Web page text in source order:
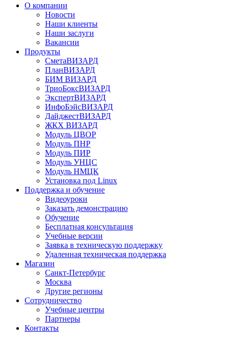
О компании
Новости
Наши клиенты
Наши заслуги
Вакансии
Продукты
СметаВИЗАРД
ПланВИЗАРД
БИМ ВИЗАРД
ТриоБоксВИЗАРД
ЭкспертВИЗАРД
ИнфоБэйсВИЗАРД
ДайджестВИЗАРД
ЖКХ ВИЗАРД
Модуль ЦВОР
Модуль ПНР
Модуль ПИР
Модуль УНЦС
Модуль НМЦК
Установка под Linux
Поддержка и обучение
Видеоуроки
Заказать демонстрацию
Обучение
Бесплатная консультация
Учебные версии
Заявка в техническую поддержку
Удаленная техническая поддержка
Магазин
Санкт-Петербург
Москва
Другие регионы
Сотрудничество
Учебные центры
Партнеры
Контакты